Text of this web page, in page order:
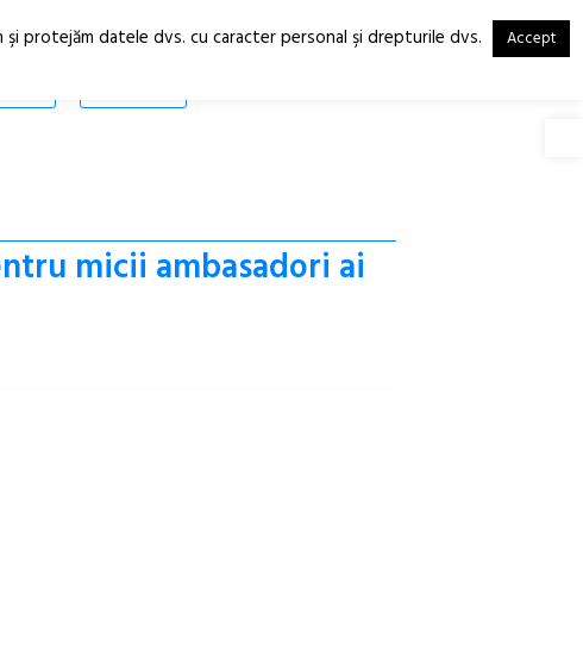
RO
EN
micii ambasadori ai
protejăm datele dvs. cu caracter personal şi drepturile dvs. Accept